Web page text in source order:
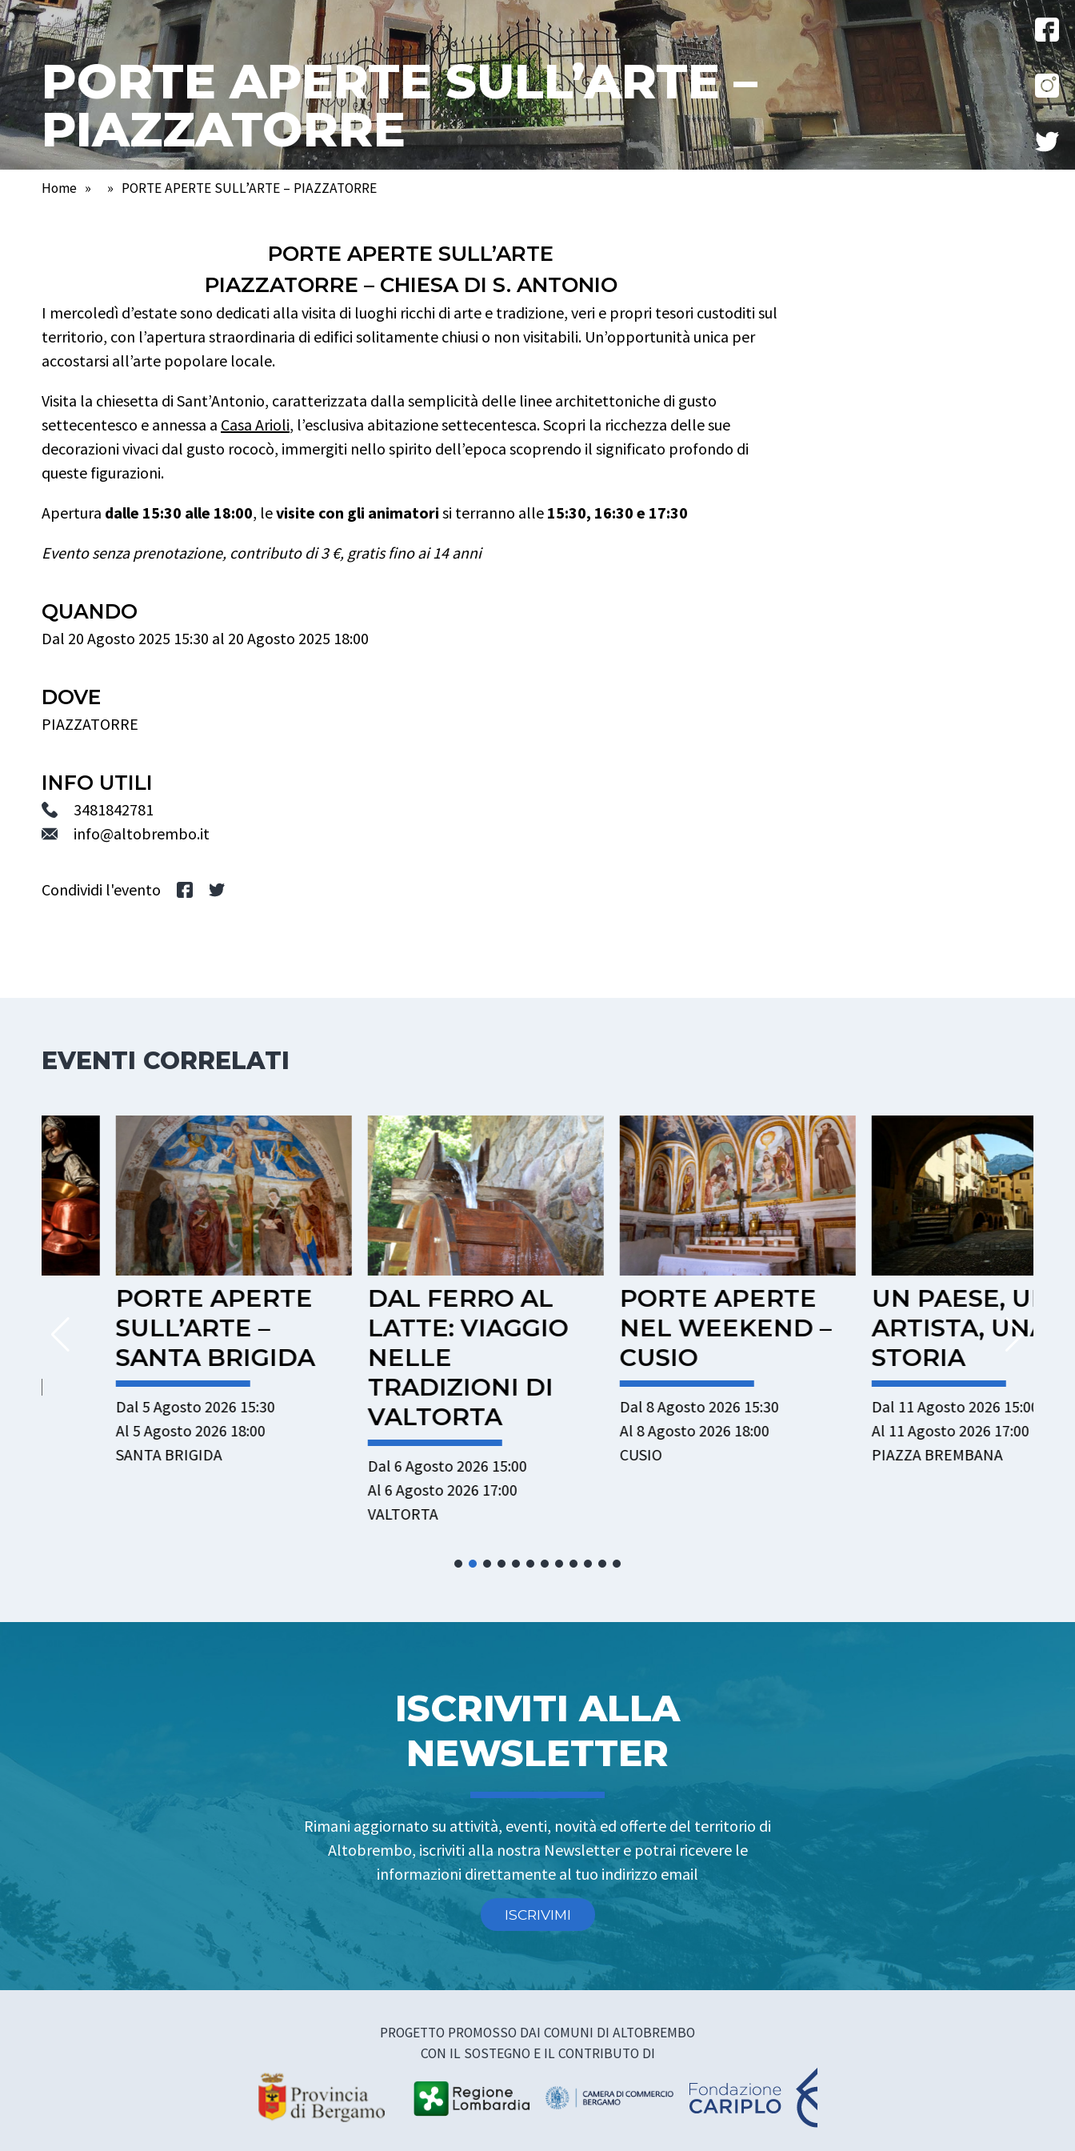
PORTE APERTE SULL’ARTE –
PIAZZATORRE
Home » » PORTE APERTE SULL’ARTE – PIAZZATORRE
PORTE APERTE SULL’ARTE
PIAZZATORRE – CHIESA DI S. ANTONIO
I mercoledì d’estate sono dedicati alla visita di luoghi ricchi di arte e tradizione, veri e propri tesori custoditi sul
territorio, con l’apertura straordinaria di edifici solitamente chiusi o non visitabili. Un’opportunità unica per
accostarsi all’arte popolare locale.
Visita la chiesetta di Sant’Antonio, caratterizzata dalla semplicità delle linee architettoniche di gusto
settecentesco e annessa a Casa Arioli, l’esclusiva abitazione settecentesca. Scopri la ricchezza delle sue
decorazioni vivaci dal gusto rococò, immergiti nello spirito dell’epoca scoprendo il significato profondo di
queste figurazioni.
Apertura dalle 15:30 alle 18:00, levisite con gli animatori si terranno alle 15:30, 16:30 e 17:30
Evento senza prenotazione, contributo di 3 €, gratis fino ai 14 anni
QUANDO
Dal 20 Agosto 2025 15:30 al 20 Agosto 2025 18:00
DOVE
PIAZZATORRE
INFO UTILI
3481842781
info@altobrembo.it
Condividi l'evento
EVENTI CORRELATI
PORTE APERTE
SULL’ARTE –
SANTA BRIGIDA
Dal 5 Agosto 2026 15:30
Al 5 Agosto 2026 18:00
SANTA BRIGIDA
DAL FERRO AL
LATTE: VIAGGIO
NELLE
TRADIZIONI DI
VALTORTA
Dal 6 Agosto 2026 15:00
Al 6 Agosto 2026 17:00
PORTE APERTE
NEL WEEKEND –
CUSIO
Dal 8 Agosto 2026 15:30
Al 8 Agosto 2026 18:00
UN PAESE, UN
ARTISTA, UNA
STORIA
Dal 11 Agosto 2026 15:00
Al 11 Agosto 2026 17:00
PIAZZA BREMBANA
ISCRIVITI ALLA
NEWSLETTER
Rimani aggiornato su attività, eventi, novità ed offerte del territorio di
Altobrembo, iscriviti alla nostra Newsletter e potrai ricevere le
informazioni direttamente al tuo indirizzo email
ISCRIVIMI
PROGETTO PROMOSSO DAI COMUNI DI ALTOBREMBO
CON IL SOSTEGNO E IL CONTRIBUTO DI